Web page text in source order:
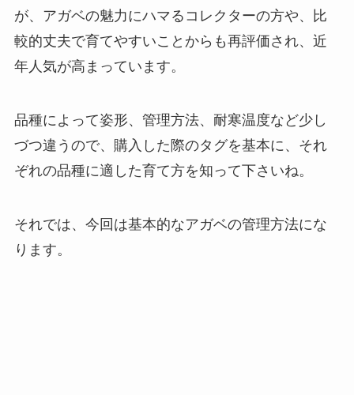
が、アガベの魅力にハマるコレクターの方や、比
較的丈夫で育てやすいことからも再評価され、近
年人気が高まっています。
品種によって姿形、管理方法、耐寒温度など少し
づつ違うので、購入した際のタグを基本に、それ
ぞれの品種に適した育て方を知って下さいね。
それでは、今回は基本的なアガベの管理方法にな
ります。